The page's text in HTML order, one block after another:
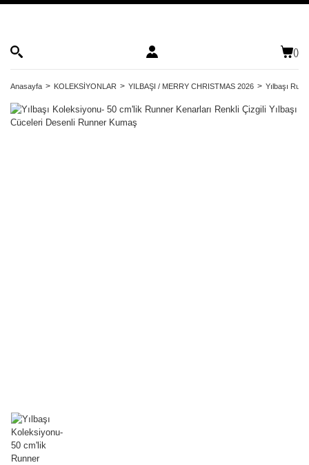
()
Anasayfa KOLEKSİYONLAR YILBAŞI / MERRY CHRISTMAS 2026 Yılbaşı